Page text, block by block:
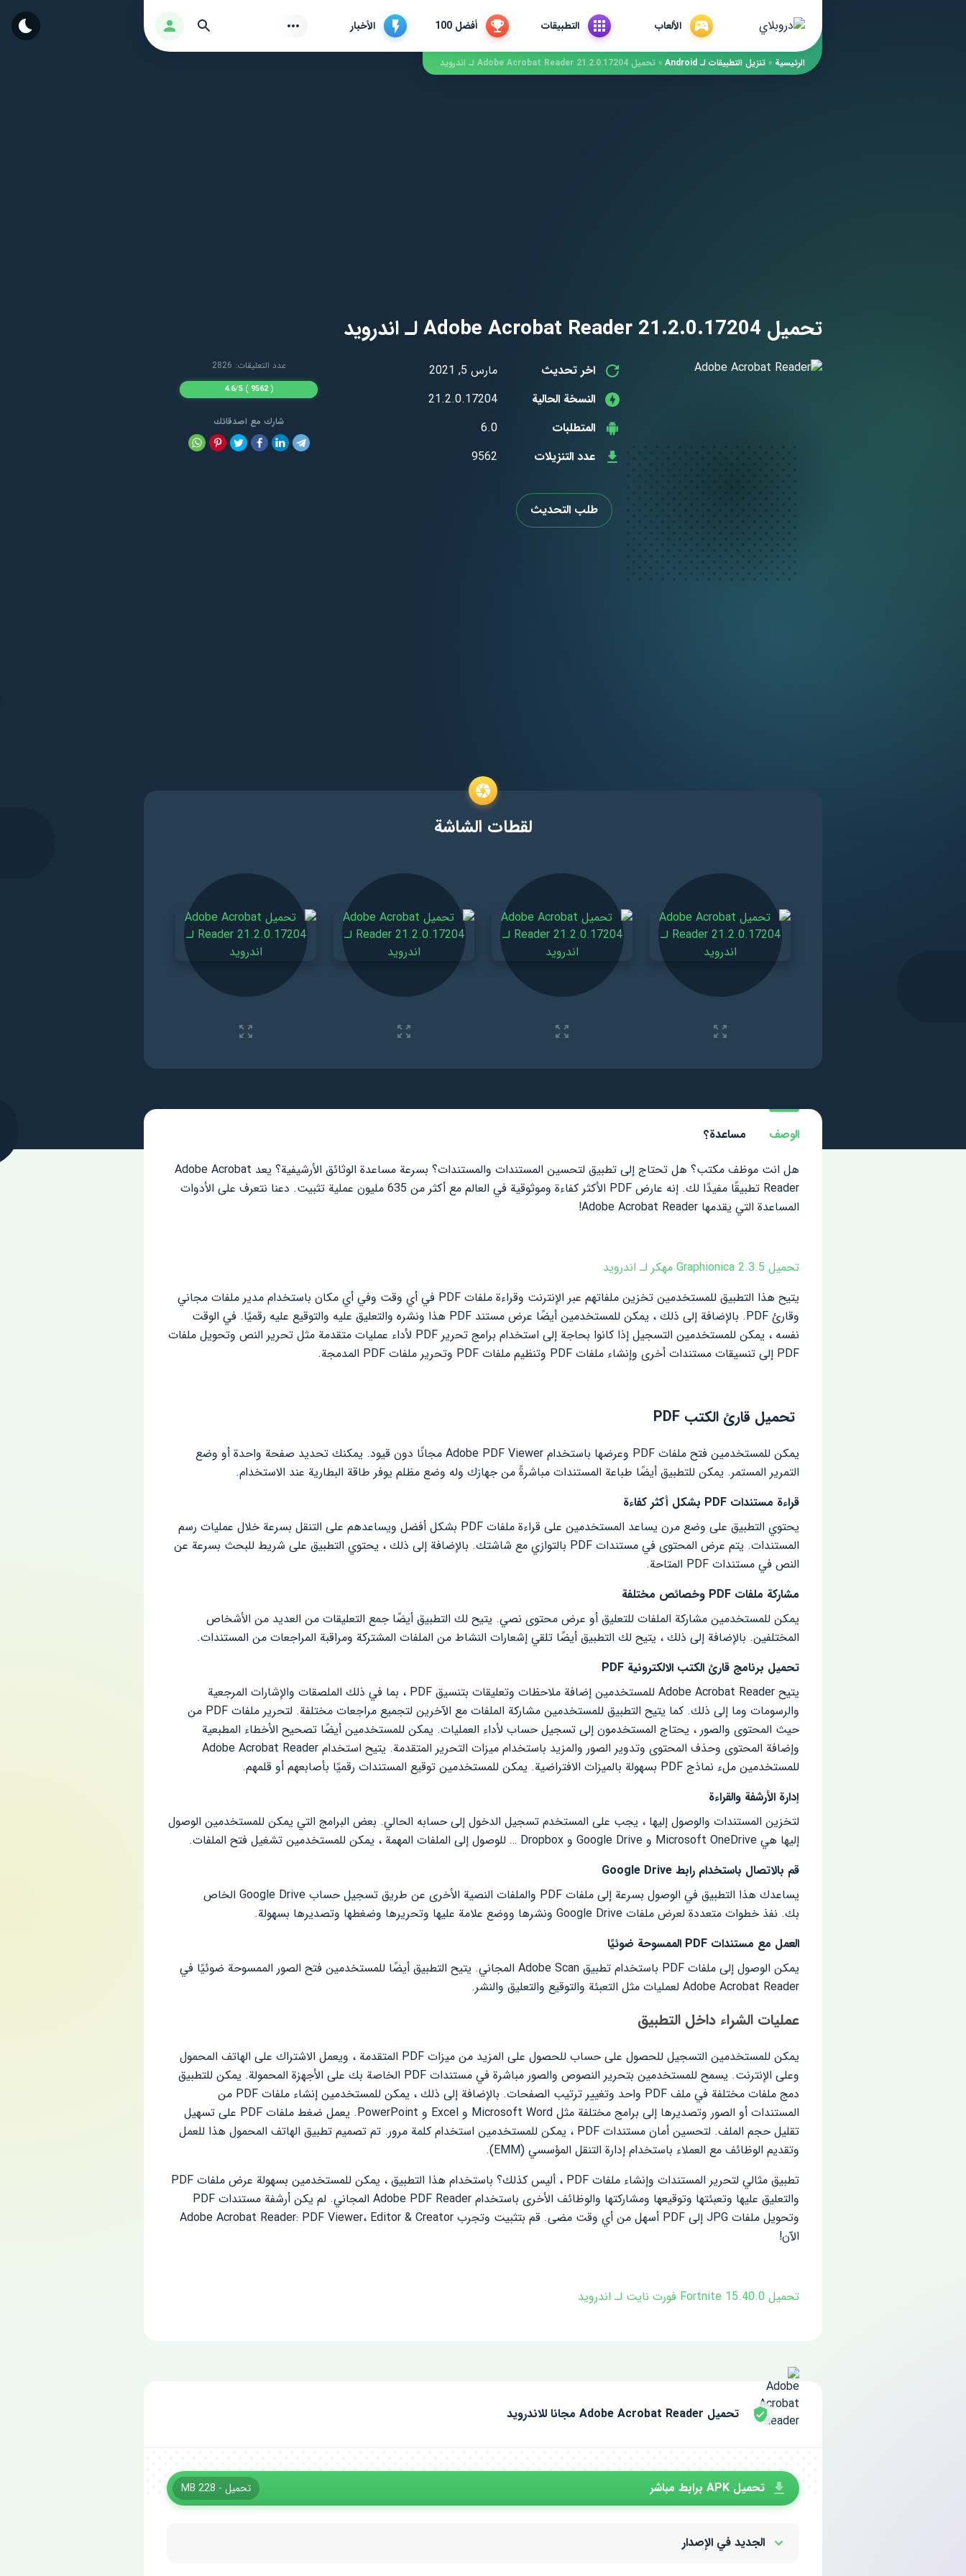
الألعاب التطبيقات أفضل 100 الأخبار تسجيل الدخول بحث
الرئيسية » ​تنزيل التطبيقات لـ ​Android » تحميل Adobe Acrobat Reader 21.2.0.17204 لـ اندرويد
تحميل Adobe Acrobat Reader 21.2.0.17204 لـ اندرويد
اخر تحديث
مارس 5, 2021
النسخة الحالية
21.2.0.17204
المتطلبات
6.0
عدد التنزيلات
9562
عدد التعليقات: 2826
(
9562
)
4.6/5
شارك مع اصدقائك
طلب التحديث
لقطات الشاشة
الوصف
مساعدة؟
هل انت موظف مكتب؟ هل تحتاج إلى تطبيق لتحسين المستندات والمستندات؟ بسرعة مساعدة الوثائق الأرشيفية؟ يعد Adobe Acrobat
Reader تطبيقًا مفيدًا لك. إنه عارض PDF الأكثر كفاءة وموثوقية في العالم مع أكثر من 635 مليون عملية تثبيت. دعنا نتعرف على الأدوات
المساعدة التي يقدمها Adobe Acrobat Reader!
تحميل Graphionica 2.3.5 مهكر لـ اندرويد
يتيح هذا التطبيق للمستخدمين تخزين ملفاتهم عبر الإنترنت وقراءة ملفات PDF في أي وقت وفي أي مكان باستخدام مدير ملفات مجاني
وقارئ PDF. بالإضافة إلى ذلك ، يمكن للمستخدمين أيضًا عرض مستند PDF هذا ونشره والتعليق عليه والتوقيع عليه رقميًا. في الوقت
نفسه ، يمكن للمستخدمين التسجيل إذا كانوا بحاجة إلى استخدام برامج تحرير PDF لأداء عمليات متقدمة مثل تحرير النص وتحويل ملفات
PDF إلى تنسيقات مستندات أخرى وإنشاء ملفات PDF وتنظيم ملفات PDF وتحرير ملفات PDF المدمجة.
تحميل قارئ الكتب PDF
يمكن للمستخدمين فتح ملفات PDF وعرضها باستخدام Adobe PDF Viewer مجانًا دون قيود. يمكنك تحديد صفحة واحدة أو وضع
التمرير المستمر. يمكن للتطبيق أيضًا طباعة المستندات مباشرةً من جهازك وله وضع مظلم يوفر طاقة البطارية عند الاستخدام.
قراءة مستندات PDF بشكل أكثر كفاءة
يحتوي التطبيق على وضع مرن يساعد المستخدمين على قراءة ملفات PDF بشكل أفضل ويساعدهم على التنقل بسرعة خلال عمليات رسم
المستندات. يتم عرض المحتوى في مستندات PDF بالتوازي مع شاشتك. بالإضافة إلى ذلك ، يحتوي التطبيق على شريط للبحث بسرعة عن
النص في مستندات PDF المتاحة.
مشاركة ملفات PDF وخصائص مختلفة
يمكن للمستخدمين مشاركة الملفات للتعليق أو عرض محتوى نصي. يتيح لك التطبيق أيضًا جمع التعليقات من العديد من الأشخاص
المختلفين. بالإضافة إلى ذلك ، يتيح لك التطبيق أيضًا تلقي إشعارات النشاط من الملفات المشتركة ومراقبة المراجعات من المستندات.
تحميل برنامج قارئ الكتب الالكترونية PDF
يتيح Adobe Acrobat Reader للمستخدمين إضافة ملاحظات وتعليقات بتنسيق PDF ، بما في ذلك الملصقات والإشارات المرجعية
والرسومات وما إلى ذلك. كما يتيح التطبيق للمستخدمين مشاركة الملفات مع الآخرين لتجميع مراجعات مختلفة. لتحرير ملفات PDF من
حيث المحتوى والصور ، يحتاج المستخدمون إلى تسجيل حساب لأداء العمليات. يمكن للمستخدمين أيضًا تصحيح الأخطاء المطبعية
وإضافة المحتوى وحذف المحتوى وتدوير الصور والمزيد باستخدام ميزات التحرير المتقدمة. يتيح استخدام Adobe Acrobat Reader
للمستخدمين ملء نماذج PDF بسهولة بالميزات الافتراضية. يمكن للمستخدمين توقيع المستندات رقميًا بأصابعهم أو قلمهم.
إدارة الأرشفة والقراءة
لتخزين المستندات والوصول إليها ، يجب على المستخدم تسجيل الدخول إلى حسابه الحالي. بعض البرامج التي يمكن للمستخدمين الوصول
إليها هي Microsoft OneDrive و Google Drive و Dropbox … للوصول إلى الملفات المهمة ، يمكن للمستخدمين تشغيل فتح الملفات.
قم بالاتصال باستخدام رابط Google Drive
يساعدك هذا التطبيق في الوصول بسرعة إلى ملفات PDF والملفات النصية الأخرى عن طريق تسجيل حساب Google Drive الخاص
بك. نفذ خطوات متعددة لعرض ملفات Google Drive ونشرها ووضع علامة عليها وتحريرها وضغطها وتصديرها بسهولة.
العمل مع مستندات PDF الممسوحة ضوئيًا
يمكن الوصول إلى ملفات PDF باستخدام تطبيق Adobe Scan المجاني. يتيح التطبيق أيضًا للمستخدمين فتح الصور الممسوحة ضوئيًا في
Adobe Acrobat Reader لعمليات مثل التعبئة والتوقيع والتعليق والنشر.
عمليات الشراء داخل التطبيق
يمكن للمستخدمين التسجيل للحصول على حساب للحصول على المزيد من ميزات PDF المتقدمة ، ويعمل الاشتراك على الهاتف المحمول
وعلى الإنترنت. يسمح للمستخدمين بتحرير النصوص والصور مباشرة في مستندات PDF الخاصة بك على الأجهزة المحمولة. يمكن للتطبيق
دمج ملفات مختلفة في ملف PDF واحد وتغيير ترتيب الصفحات. بالإضافة إلى ذلك ، يمكن للمستخدمين إنشاء ملفات PDF من
المستندات أو الصور وتصديرها إلى برامج مختلفة مثل Microsoft Word و Excel و PowerPoint. يعمل ضغط ملفات PDF على تسهيل
تقليل حجم الملف. لتحسين أمان مستندات PDF ، يمكن للمستخدمين استخدام كلمة مرور. تم تصميم تطبيق الهاتف المحمول هذا للعمل
وتقديم الوظائف مع العملاء باستخدام إدارة التنقل المؤسسي (EMM).
تطبيق مثالي لتحرير المستندات وإنشاء ملفات PDF ، أليس كذلك؟ باستخدام هذا التطبيق ، يمكن للمستخدمين بسهولة عرض ملفات PDF
والتعليق عليها وتعبئتها وتوقيعها ومشاركتها والوظائف الأخرى باستخدام Adobe PDF Reader المجاني. لم يكن أرشفة مستندات PDF
وتحويل ملفات JPG إلى PDF أسهل من أي وقت مضى. قم بتثبيت وتجرب Adobe Acrobat Reader: PDF Viewer، Editor & Creator
الآن!
تحميل Fortnite 15.40.0 فورت نايت لـ اندرويد
تحميل Adobe Acrobat Reader مجانا للاندرويد
تحميل APK برابط مباشر تحميل - 228 MB
الجديد في الإصدار